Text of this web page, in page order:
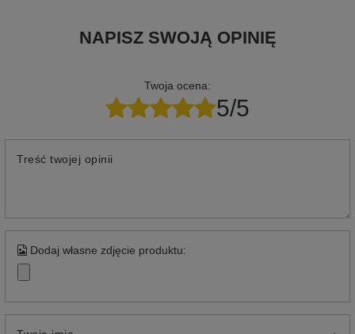
NAPISZ SWOJĄ OPINIĘ
Twoja ocena:
5/5
Treść twojej opinii
Dodaj własne zdjęcie produktu: